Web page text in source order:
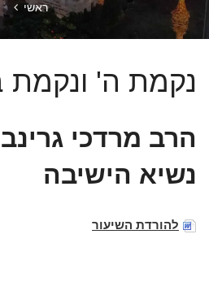
ראשי
נקמת ה' ונקמת
הרב מרדכי
נשיא הישיבה
להורדת השיעור